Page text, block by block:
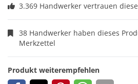
3.369 Handwerker vertrauen
38 Handwerker haben dieses
Merkzettel
Produkt weiterempfehlen